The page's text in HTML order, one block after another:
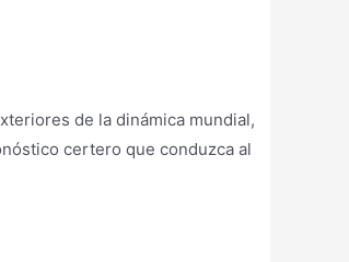
de la dinámica mundial,
certero que conduzca al